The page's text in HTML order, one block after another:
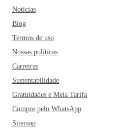
Notícias
Blog
Termos de uso
Nossas políticas
Carreiras
Sustentabilidade
Gratuidades e Meia Tarifa
Compre pelo WhatsApp
Sitemap